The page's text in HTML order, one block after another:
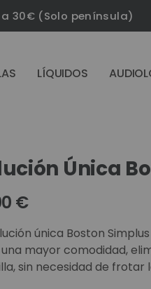
30€ (Solo península)
LÍQUIDOS
Única
€
única Boston
mayor comodidad,
sin necesidad de frotar